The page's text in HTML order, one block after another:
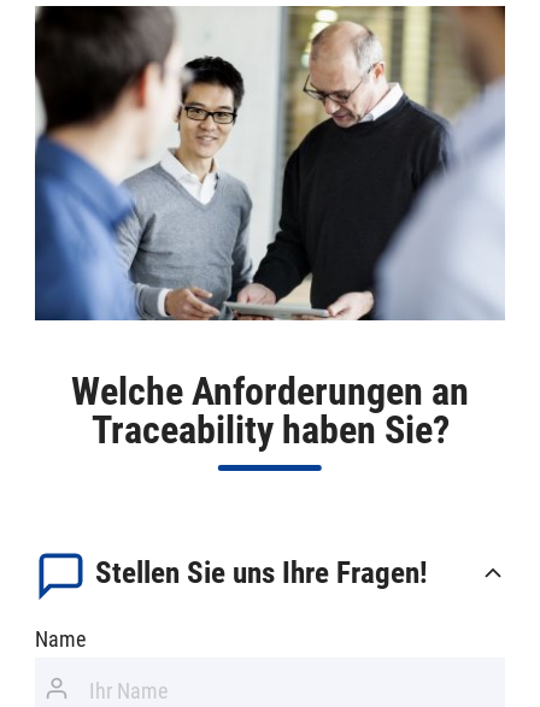
Welche Anforderungen an
Traceability haben Sie?
Stellen Sie uns Ihre Fragen!
Name